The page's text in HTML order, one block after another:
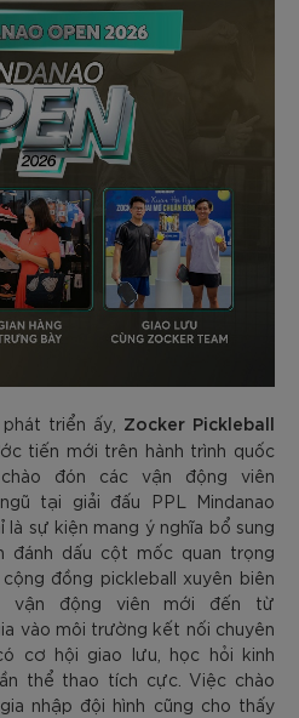
triển ấy, Zocker Pickleball
tiến mới trên hành trình quốc
đón các vận động viên
tại giải đấu PPL Mindanao
sự kiện mang ý nghĩa bổ sung
đánh dấu cột mốc quan trọng
đồng pickleball xuyên biên
vận động viên mới đến từ
vào môi trường kết nối chuyên
cơ hội giao lưu, học hỏi kinh
thể thao tích cực. Việc chào
nhập đội hình cũng cho thấy